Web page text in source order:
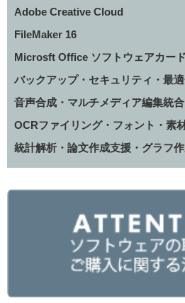
Adobe Creative Cloud
FileMaker 16
Microsft Office ソフトウェアカード
バックアップ・セキュリティ・最
音声合成・マルチメディア編集統
OCRファイリング・フォント・素
統計解析・論文作成支援・グラフ